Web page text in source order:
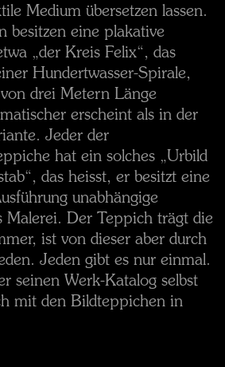
Medium übersetzen lassen.
besitzen eine plakative
„der Kreis Felix“, das
Hundertwasser-Spirale,
drei Metern Länge
erscheint als in der
Jeder der
hat ein solches „Urbild
das heisst, er besitzt eine
unabhängige
Malerei. Der Teppich trägt die
ist von dieser aber durch
Jeden gibt es nur einmal.
seinen Werk-Katalog selbst
mit den Bildteppichen in